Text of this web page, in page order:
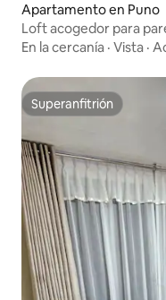
Apartamento en Puno
Loft acogedor para
En la cercanía · Vista ·
Superanfitrión
Superanfitrión